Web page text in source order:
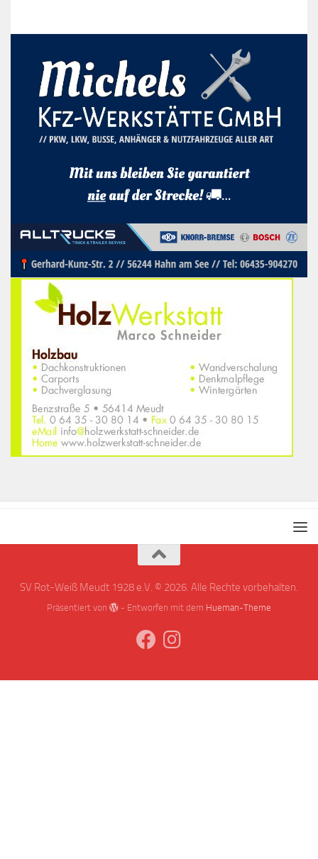
SV Rot-Weiß Meudt 1928 e.V. © 2026. Alle Rechte vorbehalten.
Präsentiert von - Entworfen mit dem Hueman-Theme